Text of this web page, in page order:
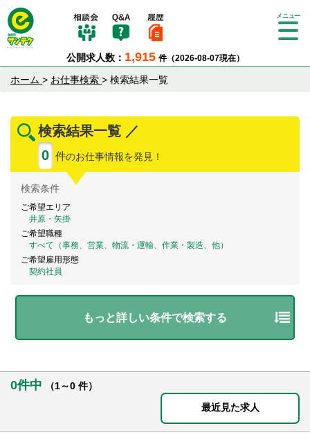
公開求人数： 1,915 件（2026-08-07現在）
Tog
ホーム > お仕事検索 > 検索結果一覧
検索結果一覧 ／
0 件のお仕事情報を発見！
検索条件
ご希望エリア
井原・矢掛
ご希望職種
すべて（事務、営業、物流・運輸、作業・製造、他）
ご希望雇用形態
契約社員
もっと詳しい条件で検索する
0件中
（1～0 件）
最近見た求人